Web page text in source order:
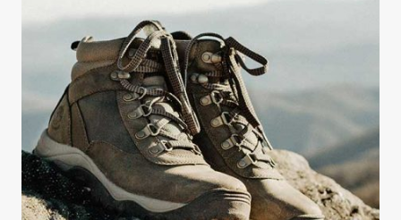
PARA
TU
TREKKING